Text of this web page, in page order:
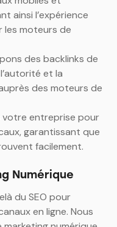
ainsi l’expérience
les moteurs de
des backlinks de
et la
des moteurs de
votre entreprise pour
garantissant que
facilement.
Numérique
du SEO pour
en ligne. Nous